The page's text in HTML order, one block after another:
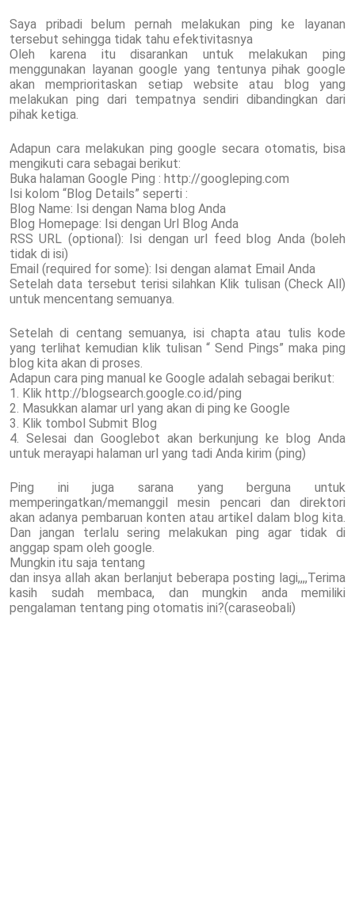
Saya pribadi belum pernah melakukan ping ke layanan
tersebut sehingga tidak tahu efektivitasnya
Oleh karena itu disarankan untuk melakukan ping
menggunakan layanan google yang tentunya pihak google
akan memprioritaskan setiap website atau blog yang
melakukan ping dari tempatnya sendiri dibandingkan dari
pihak ketiga.
Adapun cara melakukan ping google secara otomatis, bisa
mengikuti cara sebagai berikut:
Buka halaman Google Ping : http://googleping.com
Isi kolom “Blog Details” seperti :
Blog Name: Isi dengan Nama blog Anda
Blog Homepage: Isi dengan Url Blog Anda
RSS URL (optional): Isi dengan url feed blog Anda (boleh
tidak di isi)
Email (required for some): Isi dengan alamat Email Anda
Setelah data tersebut terisi silahkan Klik tulisan (Check All)
untuk mencentang semuanya.
Setelah di centang semuanya, isi chapta atau tulis kode
yang terlihat kemudian klik tulisan “ Send Pings” maka ping
blog kita akan di proses.
Adapun cara ping manual ke Google adalah sebagai berikut:
1. Klik http://blogsearch.google.co.id/ping
2. Masukkan alamar url yang akan di ping ke Google
3. Klik tombol Submit Blog
4. Selesai dan Googlebot akan berkunjung ke blog Anda
untuk merayapi halaman url yang tadi Anda kirim (ping)
Ping ini juga sarana yang berguna untuk
memperingatkan/memanggil mesin pencari dan direktori
akan adanya pembaruan konten atau artikel dalam blog kita.
Dan jangan terlalu sering melakukan ping agar tidak di
anggap spam oleh google.
Mungkin itu saja tentang
dan insya allah akan berlanjut beberapa posting lagi,,,,Terima
kasih sudah membaca, dan mungkin anda memiliki
pengalaman tentang ping otomatis ini?(caraseobali)